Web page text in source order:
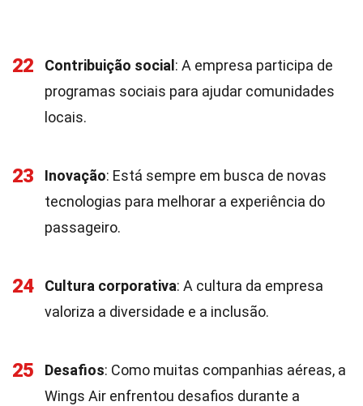
22 Contribuição social : A empresa participa de
programas sociais para ajudar comunidades
locais.
23 Inovação: Está sempre em busca de novas
tecnologias para melhorar a experiência do
passageiro.
24 Cultura corporativa: A cultura da empresa
valoriza a diversidade e a inclusão.
25 Desafios: Como muitas companhias aéreas, a
Wings Air enfrentou desafios durante a